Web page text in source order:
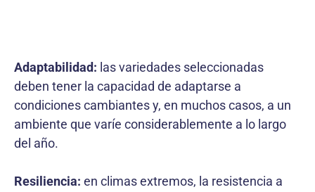
Adaptabilidad: las variedades seleccionadas
deben tener la capacidad de adaptarse a
condiciones cambiantes y, en muchos casos, a un
ambiente que varíe considerablemente a lo largo
del año.
Resiliencia: en climas extremos, la resistencia a